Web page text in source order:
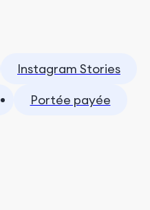
Instagram Stories
Portée payée